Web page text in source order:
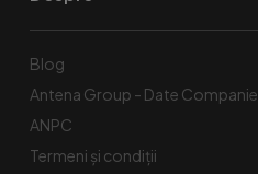
Blog
Antena Group - Date Companie
ANPC
Termeni și condiții